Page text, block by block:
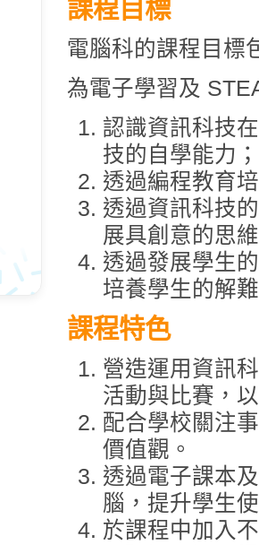
課程目標
電腦科的課程目標
為電子學習及
認識資訊科技
技的自學能力；
透過編程教育
透過資訊科技
展具創意的思
透過發展學生
培養學生的解
課程特色
營造運用資訊
活動與比賽，
配合學校關注
價值觀。
透過電子課本
腦，提升學生
於課程中加入